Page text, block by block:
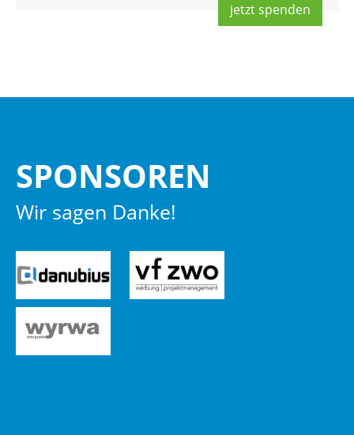
jetzt spen­den
SPON­SO­REN
Wir sagen Danke!